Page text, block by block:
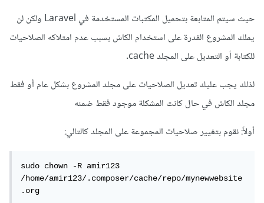
حيث سيتم المتابعة بتحميل المكتبات المستخدمة في Laravel ولكن لن
يملك المشروع القدرة على استخدام الكاش بسبب عدم امتلاكه الصلاحيات
للكتابة أو التعديل على المجلد cache.
لذلك يجب عليك تعديل الصلاحيات على مجلد المشروع بشكل عام أو فقط
مجلد الكاش في حال كانت المشكلة موجود فقط ضمنه
أولاً: نقوم بتغيير صلاحيات المجموعة على المجلد كالتالي:
sudo chown -R amir123
/home/amir123/.composer/cache/repo/mynewwebsite
.org